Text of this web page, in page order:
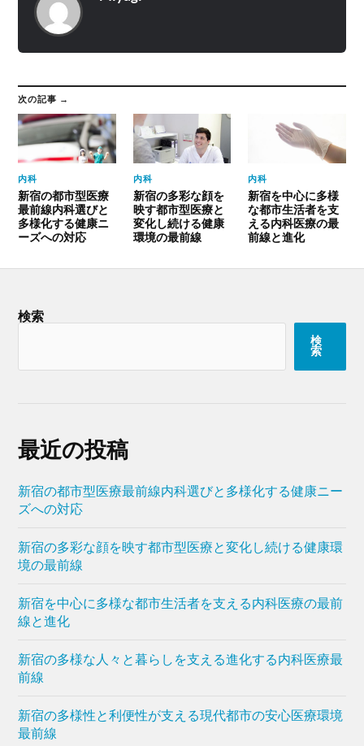
次の記事 →
内科
新宿の都市型医療
最前線内科選びと
多様化する健康ニ
ーズへの対応
内科
新宿の多彩な顔を
映す都市型医療と
変化し続ける健康
環境の最前線
内科
新宿を中心に多様
な都市生活者を支
える内科医療の最
前線と進化
検索
検
索
最近の投稿
新宿の都市型医療最前線内科選びと多様化する健康ニー
ズへの対応
新宿の多彩な顔を映す都市型医療と変化し続ける健康環
境の最前線
新宿を中心に多様な都市生活者を支える内科医療の最前
線と進化
新宿の多様な人々と暮らしを支える進化する内科医療最
前線
新宿の多様性と利便性が支える現代都市の安心医療環境
最前線